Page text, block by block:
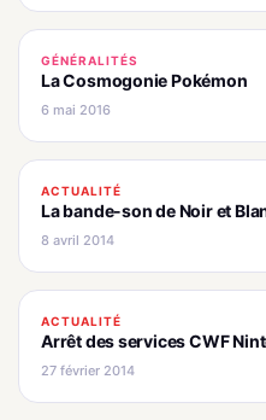
GÉNÉRALITÉS
La Cosmogonie Pokémon
6 mai 2016
ACTUALITÉ
La bande-son de Noir et
8 avril 2014
ACTUALITÉ
Arrêt des services CWF
27 février 2014